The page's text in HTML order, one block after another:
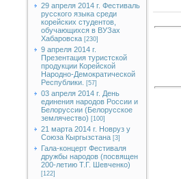
29 апреля 2014 г. Фестиваль
русского языка среди
корейских студентов,
обучающихся в ВУЗах
Хабаровска [230]
9 апреля 2014 г.
Презентация туристской
продукции Корейской
Народно-Демократической
Республики.
[57]
03 апреля 2014 г. День
единения народов России и
Белоруссии (Белорусское
землячество) [100]
21 марта 2014 г. Новруз у
Союза Кыргызстана [3]
Гала-концерт Фестиваля
дружбы народов (посвящен
200-летию Т.Г. Шевченко)
[122]